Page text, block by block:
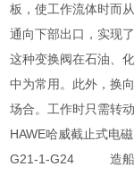
板，使工作流体时而
通向下部出口，实现
这种变换阀在石油、
中为常用。此外，换
场合。工作时只需转
HAWE哈威截止式电
G21-1-G24 造船